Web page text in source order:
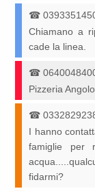
☎
Chiamano a
cade la linea.
☎
Pizzeria
☎
I hanno
famiglie per
fidarmi?